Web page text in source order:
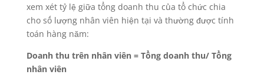
xem xét tỷ lệ giữa tổng doanh thu của tổ chức chia
cho số lượng nhân viên hiện tại và thường được tính
toán hàng năm:
Doanh thu trên nhân viên = Tổng doanh thu/ Tổng
nhân viên